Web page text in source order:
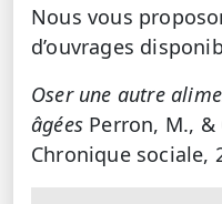
Nous vous
d’ouvrages
Oser une autre
âgées Perron, M., &
Chronique sociale,